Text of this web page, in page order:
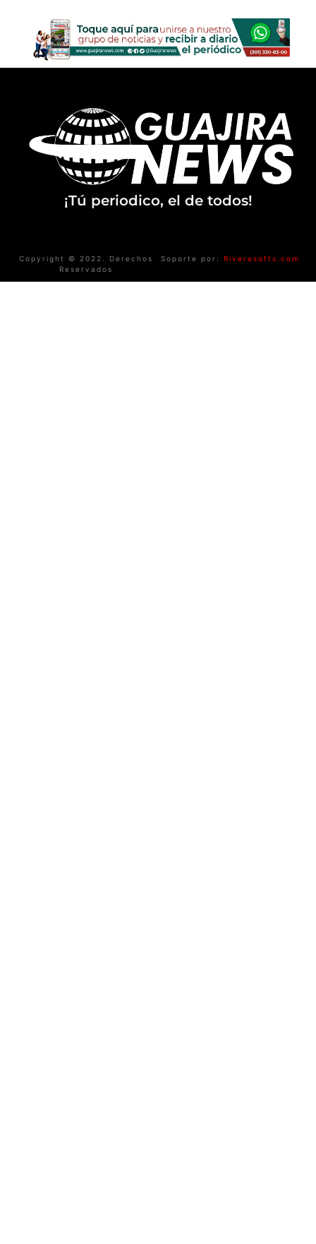
¡Tú periodico, el de todos!
Copyright © 2022. Derechos
Reservados
Soporte por: Riverasofts.com